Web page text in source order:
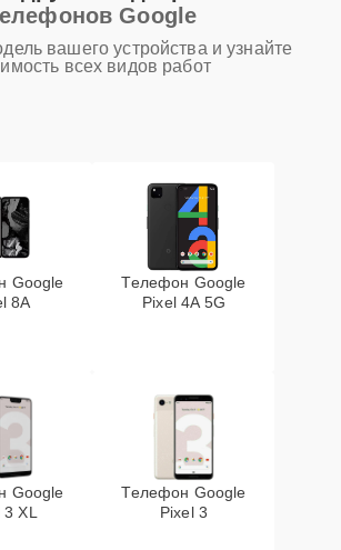
Google
вашего устройства и узнайте
всех видов работ
Google
8A
Телефон Google
Pixel 4A 5G
Google
XL
Телефон Google
Pixel 3